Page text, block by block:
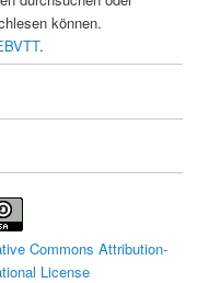
können.
.
Commons Attribution-
License